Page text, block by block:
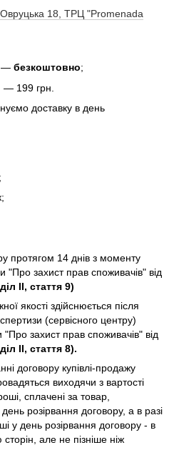
18, ТРЦ "Promenada
— безкоштовно;
199 грн.
доставку в день
протягом 14 днів з моменту
"Про захист прав споживачів" від
II, стаття 9)
якості здійснюється після
(сервісного центру)
"Про захист прав споживачів" від
II, стаття 8).
договору купівлі-продажу
виходячи з вартості
сплачені за товар,
розірвання договору, а в разі
у день розірвання договору - в
але не пізніше ніж